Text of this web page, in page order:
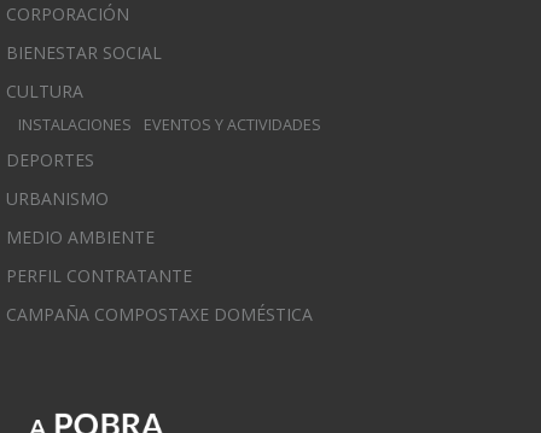
CORPORACIÓN
BIENESTAR SOCIAL
CULTURA
INSTALACIONES EVENTOS Y ACTIVIDADES
DEPORTES
URBANISMO
MEDIO AMBIENTE
PERFIL CONTRATANTE
CAMPAÑA COMPOSTAXE DOMÉSTICA